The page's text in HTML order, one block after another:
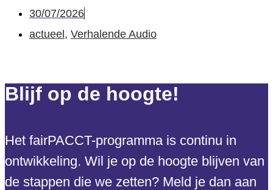
30/07/2026
actueel, Verhalende Audio
Blijf op de hoogte!
Het fairPACCT-programma is continu in
ontwikkeling. Wil je op de hoogte blijven van
de stappen die we zetten? Meld je dan aan